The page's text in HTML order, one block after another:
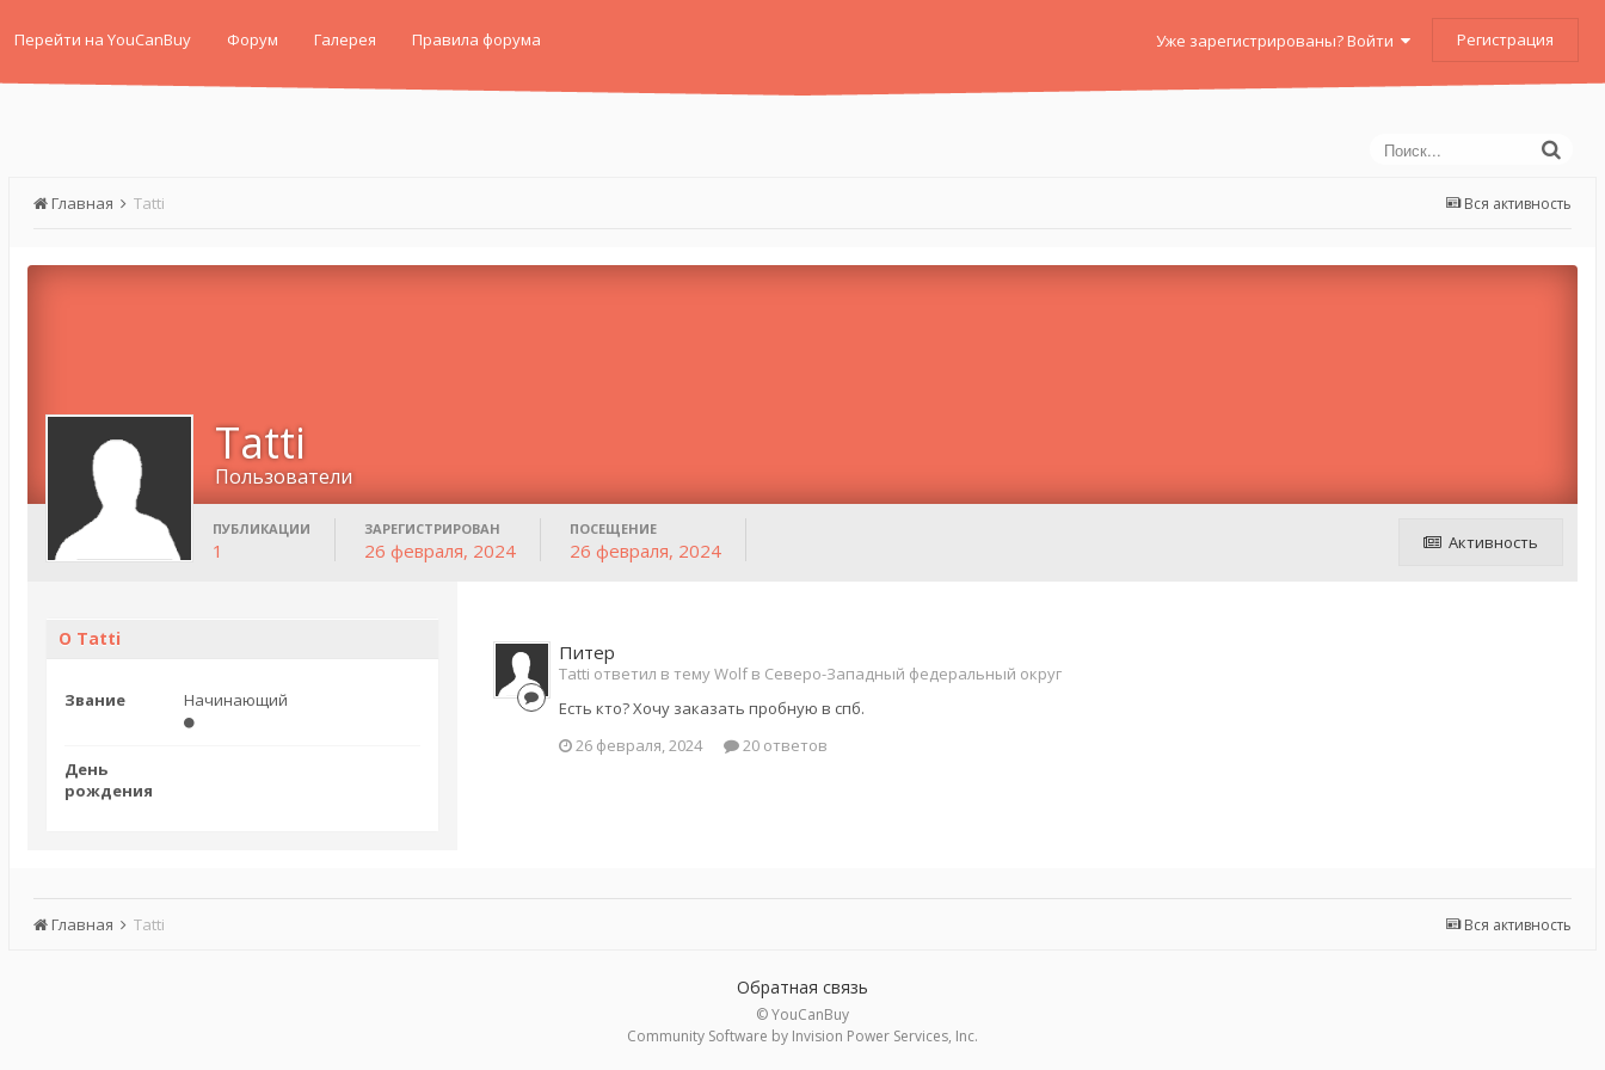
Перейти на YouCanBuy Форум Галерея Правила форума Уже зарегистрированы? Войти Регистрация
Вся активность
Главная Tatti
Tatti
Пользователи
Активность
ПУБЛИКАЦИИ
1
ЗАРЕГИСТРИРОВАН
26 февраля, 2024
ПОСЕЩЕНИЕ
26 февраля, 2024
О Tatti
Звание Начинающий
День
рождения
Питер
Tatti ответил в тему Wolf в Северо-Западный федеральный округ
Есть кто? Хочу заказать пробную в спб.
26 февраля, 2024
20 ответов
Вся активность
Главная Tatti
Обратная связь
© YouCanBuy
Community Software by Invision Power Services, Inc.